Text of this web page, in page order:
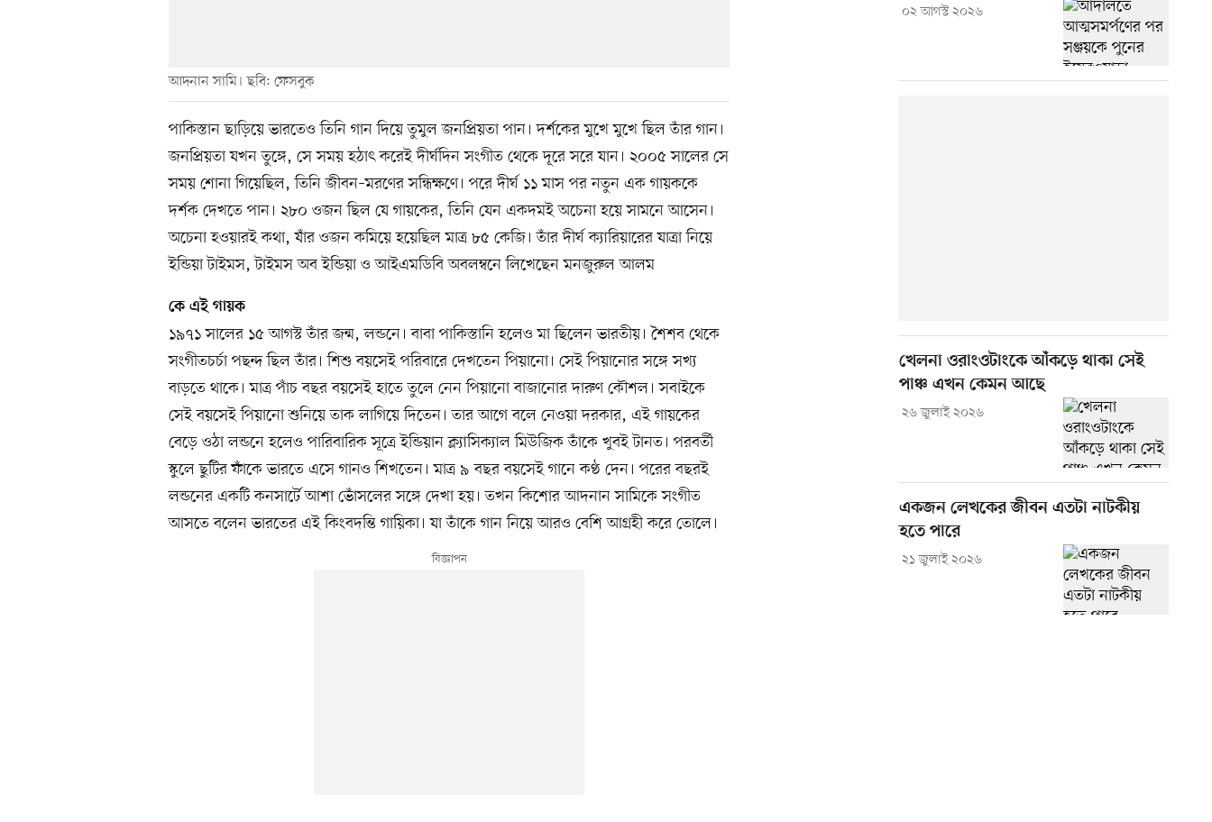
আদনান সামি। ছবি: ফেসবুক
পাকিস্তান ছাড়িয়ে ভারতেও তিনি গান দিয়ে তুমুল জনপ্রিয়তা পান। দর্শকের মুখে মুখে ছিল তাঁর গান।
জনপ্রিয়তা যখন তুঙ্গে, সে সময় হঠাৎ করেই দীর্ঘদিন সংগীত থেকে দূরে সরে যান। ২০০৫ সালের সে
সময় শোনা গিয়েছিল, তিনি জীবন–মরণের সন্ধিক্ষণে। পরে দীর্ঘ ১১ মাস পর নতুন এক গায়ককে
দর্শক দেখতে পান। ২৮০ ওজন ছিল যে গায়কের, তিনি যেন একদমই অচেনা হয়ে সামনে আসেন।
অচেনা হওয়ারই কথা, যাঁর ওজন কমিয়ে হয়েছিল মাত্র ৮৫ কেজি। তাঁর দীর্ঘ ক্যারিয়ারের যাত্রা নিয়ে
ইন্ডিয়া টাইমস, টাইমস অব ইন্ডিয়া ও আইএমডিবি অবলম্বনে লিখেছেন মনজুরুল আলম
কে এই গায়ক
১৯৭১ সালের ১৫ আগস্ট তাঁর জন্ম, লন্ডনে। বাবা পাকিস্তানি হলেও মা ছিলেন ভারতীয়। শৈশব থেকে
সংগীতচর্চা পছন্দ ছিল তাঁর। শিশু বয়সেই পরিবারে দেখতেন পিয়ানো। সেই পিয়ানোর সঙ্গে সখ্য
বাড়তে থাকে। মাত্র পাঁচ বছর বয়সেই হাতে তুলে নেন পিয়ানো বাজানোর দারুণ কৌশল। সবাইকে
সেই বয়সেই পিয়ানো শুনিয়ে তাক লাগিয়ে দিতেন। তার আগে বলে নেওয়া দরকার, এই গায়কের
বেড়ে ওঠা লন্ডনে হলেও পারিবারিক সূত্রে ইন্ডিয়ান ক্ল্যাসিক্যাল মিউজিক তাঁকে খুবই টানত। পরবর্তী
স্কুলে ছুটির ফাঁকে ভারতে এসে গানও শিখতেন। মাত্র ৯ বছর বয়সেই গানে কণ্ঠ দেন। পরের বছরই
লন্ডনের একটি কনসার্টে আশা ভোঁসলের সঙ্গে দেখা হয়। তখন কিশোর আদনান সামিকে সংগীত
আসতে বলেন ভারতের এই কিংবদন্তি গায়িকা। যা তাঁকে গান নিয়ে আরও বেশি আগ্রহী করে তোলে।
০২ আগস্ট ২০২৬
খেলনা ওরাংওটাংকে আঁকড়ে থাকা সেই
পাঞ্চ এখন কেমন আছে
২৬ জুলাই ২০২৬
একজন লেখকের জীবন এতটা নাটকীয়
হতে পারে
২১ জুলাই ২০২৬